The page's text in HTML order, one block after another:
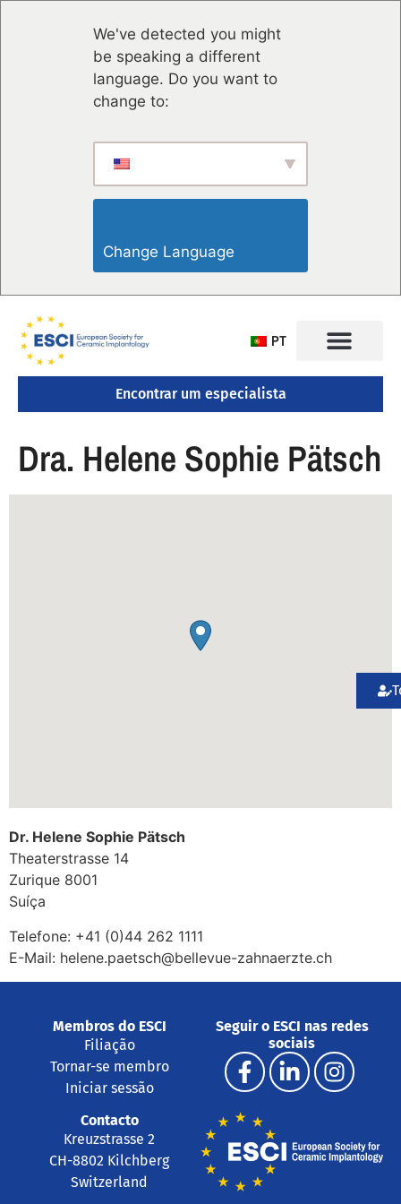
We've detected you might
be speaking a different
language. Do you want to
change to:
PT
Encontrar um especialista
Dra. Helene Sophie Pätsch
Dr. Helene Sophie Pätsch
Theaterstrasse 14
Zurique 8001
Suíça
Telefone: +41 (0)44 262 1111
E-Mail: helene.paetsch@bellevue-zahnaerzte.ch
Contacto
Kreuzstrasse 2
CH-8802 Kilchberg
Switzerland
Membros do ESCI
Filiação
Tornar-se membro
Iniciar sessão
Seguir o ESCI nas redes
sociais